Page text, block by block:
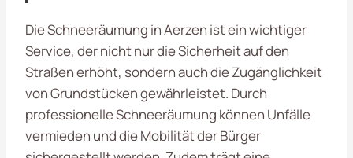
Die Schneeräumung in Aerzen ist ein wichtiger
Service, der nicht nur die Sicherheit auf den
Straßen erhöht, sondern auch die Zugänglichkeit
von Grundstücken gewährleistet. Durch
professionelle Schneeräumung können Unfälle
vermieden und die Mobilität der Bürger